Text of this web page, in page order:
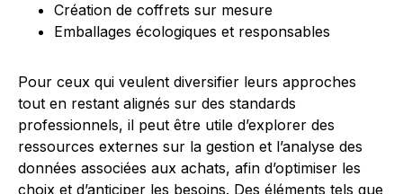
Création de coffrets sur mesure
Emballages écologiques et responsables
Pour ceux qui veulent diversifier leurs approches
tout en restant alignés sur des standards
professionnels, il peut être utile d’explorer des
ressources externes sur la gestion et l’analyse des
données associées aux achats, afin d’optimiser les
choix et d’anticiper les besoins. Des éléments tels que